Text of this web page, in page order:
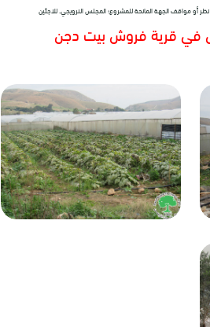
أو مواقف الجهة المانحة للمشروع؛ المجلس النرويجي. للاجئين
في قرية فروش بيت دجن